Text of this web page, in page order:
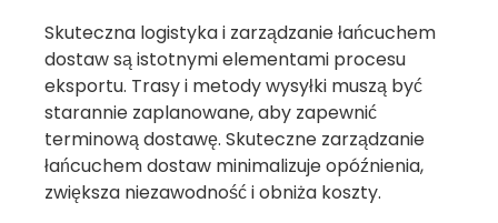
Skuteczna logistyka i zarządzanie łańcuchem
dostaw są istotnymi elementami procesu
eksportu. Trasy i metody wysyłki muszą być
starannie zaplanowane, aby zapewnić
terminową dostawę. Skuteczne zarządzanie
łańcuchem dostaw minimalizuje opóźnienia,
zwiększa niezawodność i obniża koszty.